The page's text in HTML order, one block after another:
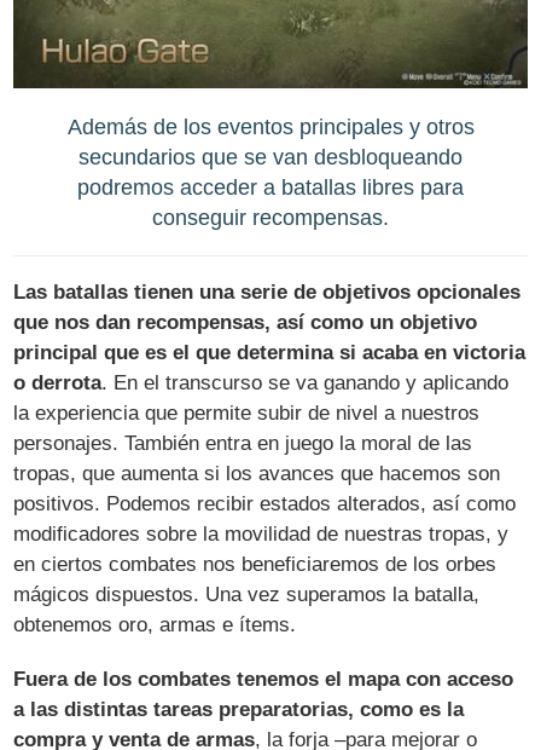
Además de los eventos principales y otros
secundarios que se van desbloqueando
podremos acceder a batallas libres para
conseguir recompensas.
Las batallas tienen una serie de objetivos opcionales
que nos dan recompensas, así como un objetivo
principal que es el que determina si acaba en victoria
o derrota. En el transcurso se va ganando y aplicando
la experiencia que permite subir de nivel a nuestros
personajes. También entra en juego la moral de las
tropas, que aumenta si los avances que hacemos son
positivos. Podemos recibir estados alterados, así como
modificadores sobre la movilidad de nuestras tropas, y
en ciertos combates nos beneficiaremos de los orbes
mágicos dispuestos. Una vez superamos la batalla,
obtenemos oro, armas e ítems.
Fuera de los combates tenemos el mapa con acceso
a las distintas tareas preparatorias, como es la
compra y venta de armas, la forja –para mejorar o